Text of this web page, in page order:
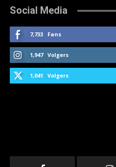
Social Media
7,733 Fans
1,947 Volgers
1,041 Volgers